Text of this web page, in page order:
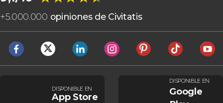
+5.000.000 opiniones de Civitatis
DISPONIBLE EN
App Store
DISPONIBLE EN
Google